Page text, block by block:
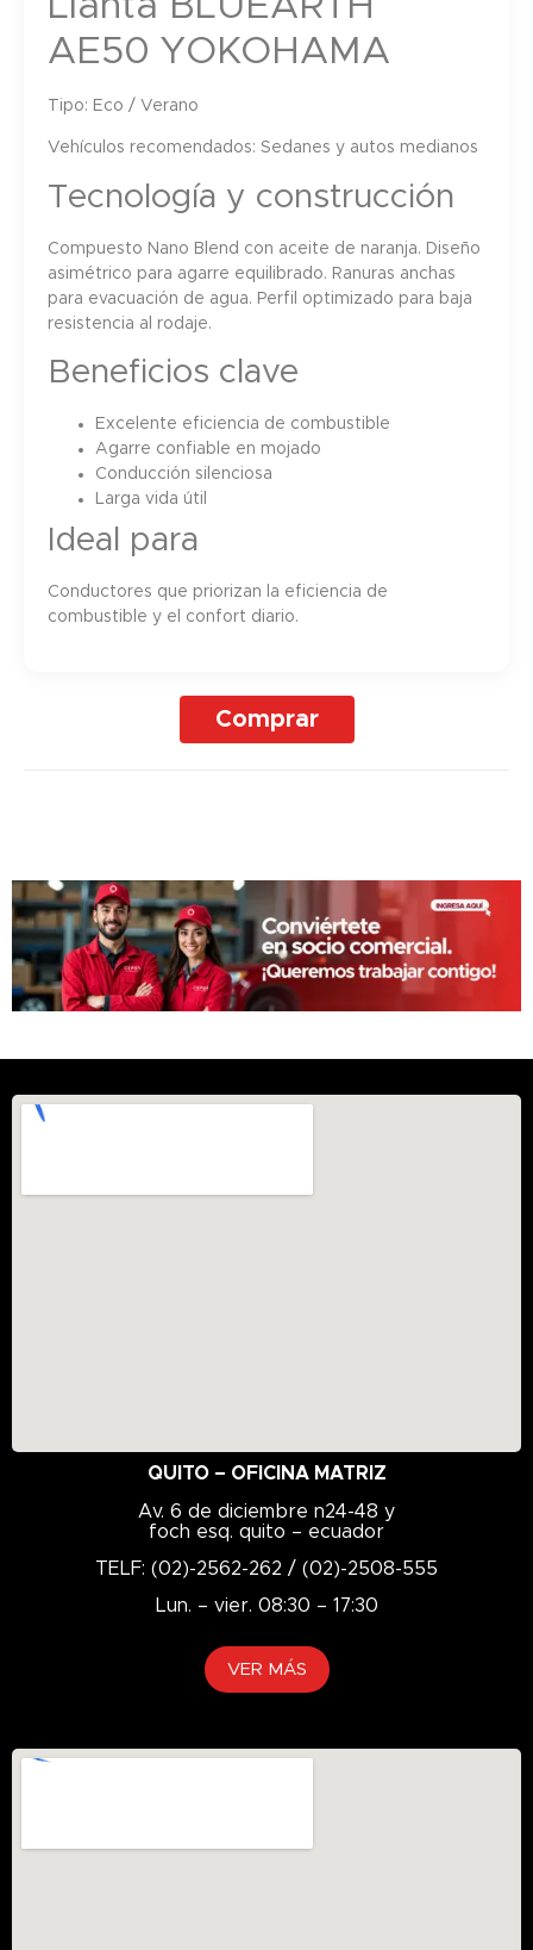
AE50 YOKOHAMA
Tipo: Eco / Verano
Vehículos recomendados: Sedanes y autos medianos
Tecnología y construcción
Compuesto Nano Blend con aceite de naranja. Diseño
asimétrico para agarre equilibrado. Ranuras anchas
para evacuación de agua. Perfil optimizado para baja
resistencia al rodaje.
Beneficios clave
Excelente eficiencia de combustible
Agarre confiable en mojado
Conducción silenciosa
Larga vida útil
Ideal para
Conductores que priorizan la eficiencia de
combustible y el confort diario.
Comprar
QUITO – OFICINA MATRIZ
Av. 6 de diciembre n24-48 y
foch esq. quito – ecuador
TELF: (02)-2562-262 / (02)-2508-555
Lun. – vier. 08:30 – 17:30
VER MÁS